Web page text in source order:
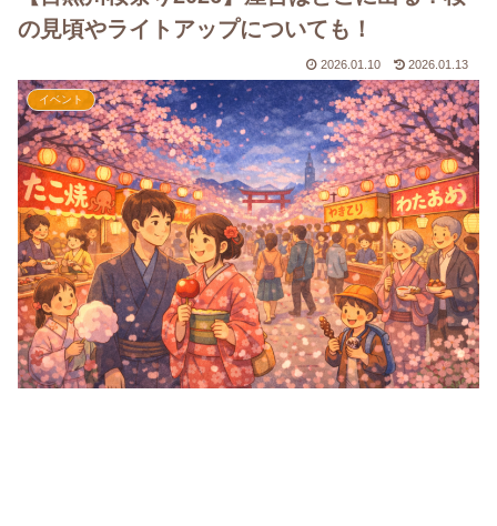
の見頃やライトアップについても！
2026.01.10 2026.01.13
イベント